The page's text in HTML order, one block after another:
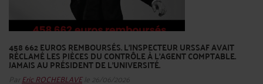
458 662 EUROS REMBOURSÉS. L'INSPECTEUR URSSAF AVAIT
RÉCLAMÉ LES PIÈCES DU CONTRÔLE À L'AGENT COMPTABLE.
JAMAIS AU PRÉSIDENT DE L'UNIVERSITÉ.
Par Eric ROCHEBLAVEle 26/06/2026